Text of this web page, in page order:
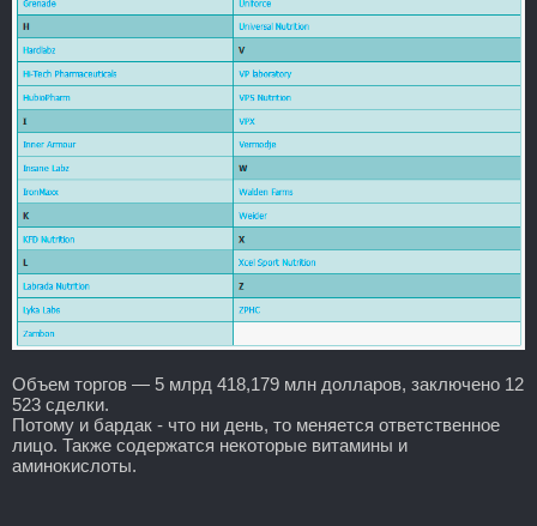
Объем торгов — 5 млрд 418,179 млн долларов, заключено 12
523 сделки.
Потому и бардак - что ни день, то меняется ответственное
лицо. Также содержатся некоторые витамины и
аминокислоты.